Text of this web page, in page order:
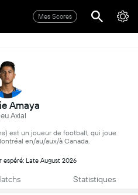
Mes Scores
Amaya
Axial
est un joueur de football, qui joue
en/au/aux/à Canada.
espéré: Late August 2026
Statistiques